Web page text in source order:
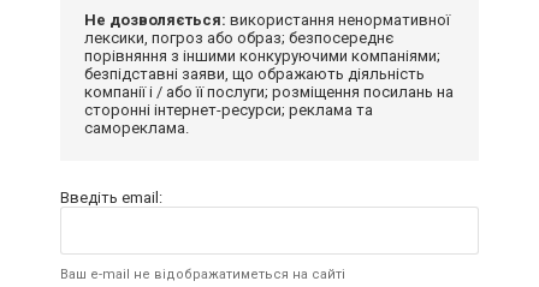
Не дозволяється: використання ненормативної
лексики, погроз або образ; безпосереднє
порівняння з іншими конкуруючими компаніями;
безпідставні заяви, що ображають діяльність
компанії і / або її послуги; розміщення посилань на
сторонні інтернет-ресурси; реклама та
самореклама.
Введіть email:
Ваш e-mail не відображатиметься на сайті